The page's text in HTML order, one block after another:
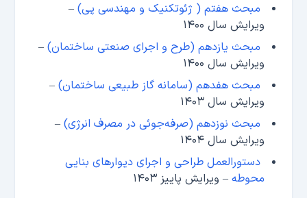
مبحث هفتم ( ژئوتکنیک و مهندسی پی) –
ویرایش سال ۱۴۰۰
مبحث یازدهم (طرح و اجرای صنعتی ساختمان) –
ویرایش سال ۱۴۰۰
مبحث هفدهم (سامانه گاز طبیعی ساختمان) –
ویرایش سال ۱۴۰۳
مبحث نوزدهم (صرفه‌جوئی در مصرف انرژی) –
ویرایش سال ۱۴۰۴
دستورالعمل طراحی و اجرای دیوارهای بنایی
محوطه – ویرایش پاییز ۱۴۰۳